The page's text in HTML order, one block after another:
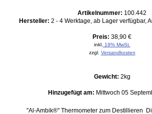
Artikelnummer: 100.442
Hersteller: 2 - 4 Werktage, ab Lager verfügbar,
Preis: 38,90 €
inkl.
19% MwSt.
zzgl. Versandkosten
Gewicht: 2kg
Hinzugefügt am: Mittwoch 05
"Al-Ambik®" Thermometer zum Destillieren